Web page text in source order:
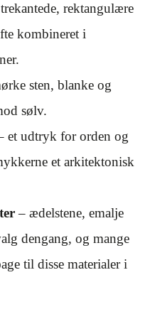
rektangulære
kombineret i
sten, blanke og
sølv.
et udtryk for orden og
et arkitektonisk
– ædelstene, emalje
dengang, og mange
til disse materialer i